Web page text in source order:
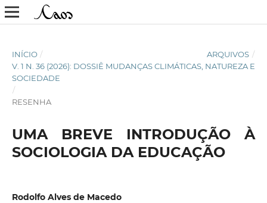
INÍCIO / ARQUIVOS /
V. 1 N. 36 (2026): DOSSIÊ MUDANÇAS CLIMÁTICAS, NATUREZA E
SOCIEDADE
/
RESENHA
UMA BREVE INTRODUÇÃO À
SOCIOLOGIA DA EDUCAÇÃO
Rodolfo Alves de Macedo